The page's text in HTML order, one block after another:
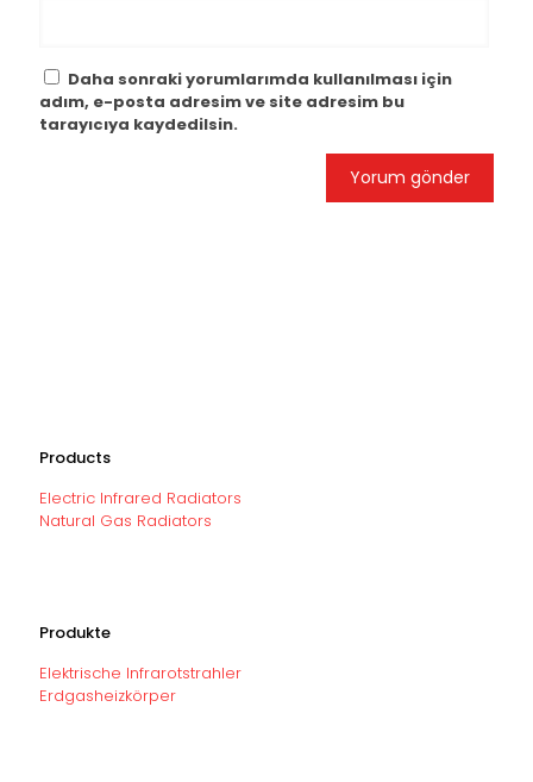
Daha sonraki yorumlarımda kullanılması için
adım, e-posta adresim ve site adresim bu
tarayıcıya kaydedilsin.
Products
Electric Infrared Radiators
Natural Gas Radiators
Produkte
Elektrische Infrarotstrahler
Erdgasheizkörper